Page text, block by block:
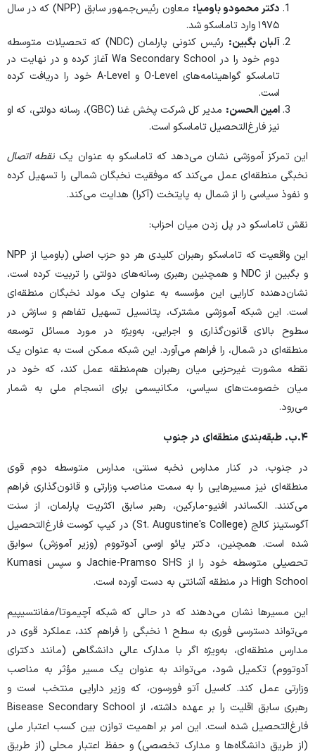
دکتر محمودو باومیا:
معاون رئیس‌جمهور سابق (NPP) که در سال
۱۹۷۵ وارد تاماسکو شد.
آلبان بگبین:
رئیس کنونی پارلمان (NDC) که تحصیلات متوسطه
دوم خود را در Wa Secondary School آغاز کرده و در نهایت در
تاماسکو گواهینامه‌های O-Level و A-Level خود را دریافت کرده
است.
امین الحسن:
مدیر کل شرکت پخش غنا (GBC)، رسانه دولتی، که او
نیز فارغ‌التحصیل تاماسکو است.
این تمرکز آموزشی نشان می‌دهد که تاماسکو به عنوان یک نقطه اتصال
نخبگی منطقه‌ای عمل می‌کند که موفقیت نخبگان شمالی را تسهیل کرده
و نفوذ سیاسی را از شمال به پایتخت (آکرا) هدایت می‌کند.
نقش تاماسکو در پل زدن میان احزاب:
این واقعیت که تاماسکو رهبران کلیدی هر دو حزب اصلی (باومیا از NPP
و بگبین از NDC و همچنین رهبری رسانه‌های دولتی را تربیت کرده است،
نشان‌دهنده کارایی این مؤسسه به عنوان یک مولد نخبگان منطقه‌ای
است. این شبکه آموزشی مشترک، پتانسیل تسهیل تفاهم و سازش در
سطوح بالای قانون‌گذاری و اجرایی، به‌ویژه در مورد مسائل توسعه
منطقه‌ای در شمال، را فراهم می‌آورد. این شبکه ممکن است به عنوان یک
نقطه مشورت غیرحزبی میان رهبران هم‌منطقه عمل کند، که خود در
میان خصومت‌های سیاسی، مکانیسمی برای انسجام ملی به شمار
می‌رود.
۴. ب. طبقه‌بندی منطقه‌ای در جنوب
در جنوب، در کنار مدارس نخبه سنتی، مدارس متوسطه دوم قوی
منطقه‌ای نیز مسیرهایی را به سمت مناصب وزارتی و قانون‌گذاری فراهم
می‌کنند. الکساندر افنیو-مارکین، رهبر سابق اکثریت پارلمان، از سنت
آگوستینز کالج (St. Augustine's College) در کیپ کوست فارغ‌التحصیل
شده است. همچنین، دکتر یائو اوسی آدوتووم (وزیر آموزش) سوابق
تحصیلی متوسطه خود را از Jachie-Pramso SHS و سپس Kumasi
High School در منطقه آشانتی به دست آورده است.
این مسیرها نشان می‌دهند که در حالی که شبکه آچیموتا/مفانتسیپیم
می‌تواند دسترسی فوری به سطح ۱ نخبگی را فراهم کند، عملکرد قوی در
مدارس منطقه‌ای، به‌ویژه اگر با مدارک عالی دانشگاهی (مانند دکترای
آدوتووم) تکمیل شود، می‌تواند به عنوان یک مسیر مؤثر به مناصب
وزارتی عمل کند. کاسیل آتو فورسون، که وزیر دارایی منتخب است و
رهبری سابق اقلیت را بر عهده داشته، از Bisease Secondary School
فارغ‌التحصیل شده است. این امر بر اهمیت توازن بین کسب اعتبار ملی
(از طریق دانشگاه‌ها و مدارک تخصصی) و حفظ اعتبار محلی (از طریق